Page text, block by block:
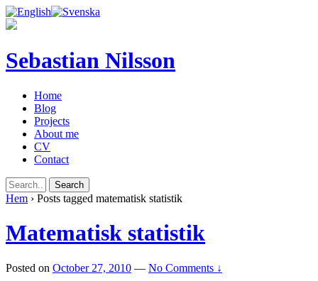
Sebastian Nilsson
Home
Blog
Projects
About me
CV
Contact
Hem › Posts tagged matematisk statistik
Matematisk statistik
Posted on October 27, 2010 — No Comments ↓